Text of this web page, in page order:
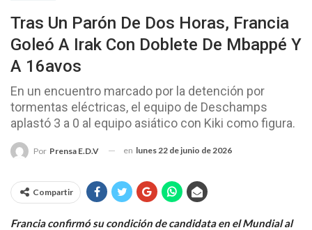
Tras Un Parón De Dos Horas, Francia
Goleó A Irak Con Doblete De Mbappé Y
A 16avos
En un encuentro marcado por la detención por
tormentas eléctricas, el equipo de Deschamps
aplastó 3 a 0 al equipo asiático con Kiki como figura.
Por Prensa E.D.V en lunes 22 de junio de 2026
Compartir
Francia confirmó su condición de candidata en el Mundial al